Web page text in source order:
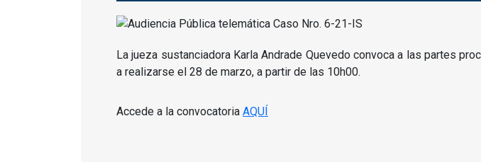
La jueza sustanciadora Karla Andrade Quevedo convoca a las partes
a realizarse el 28 de marzo, a partir de las 10h00.
Accede a la convocatoria AQUÍ